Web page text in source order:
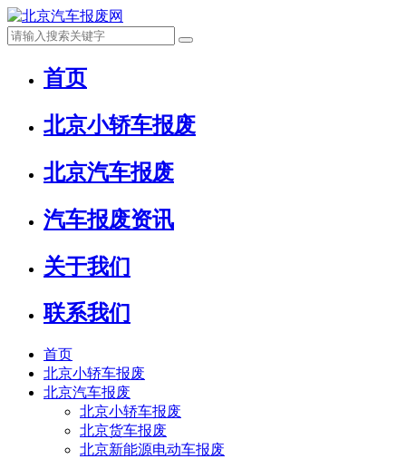
首页
北京小轿车报废
北京汽车报废
汽车报废资讯
关于我们
联系我们
首页
北京小轿车报废
北京汽车报废
北京小轿车报废
北京货车报废
北京新能源电动车报废